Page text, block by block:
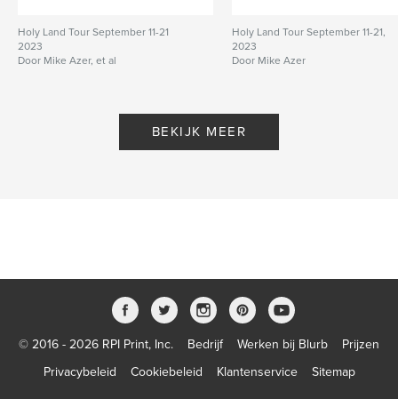
Holy Land Tour September 11-21
2023
Door Mike Azer, et al
Holy Land Tour September 11-21,
2023
Door Mike Azer
BEKIJK MEER
© 2016 - 2026 RPI Print, Inc. Bedrijf Werken bij Blurb
Prijzen
Privacybeleid
Cookiebeleid Klantenservice Sitemap